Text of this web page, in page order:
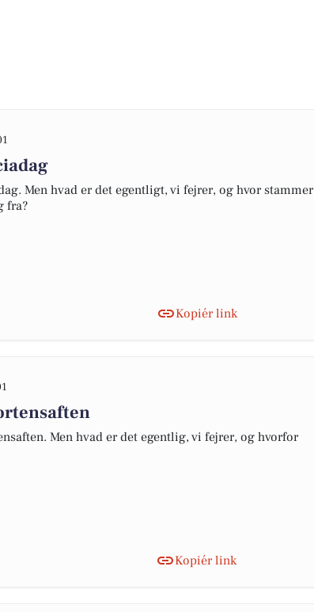
Men hvad er det egentligt, vi fejrer, og hvor stammer
fra?
Kopiér link
Men hvad er det egentlig, vi fejrer, og hvorfor
Kopiér link